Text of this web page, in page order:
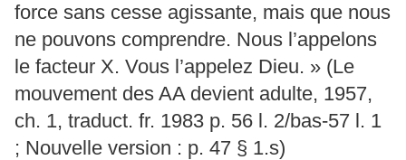
force sans cesse agissante, mais que nous
ne pouvons comprendre. Nous l’appelons
le facteur X. Vous l’appelez Dieu. » (Le
mouvement des AA devient adulte, 1957,
ch. 1, traduct. fr. 1983 p. 56 l. 2/bas-57 l. 1
; Nouvelle version : p. 47 § 1.s)